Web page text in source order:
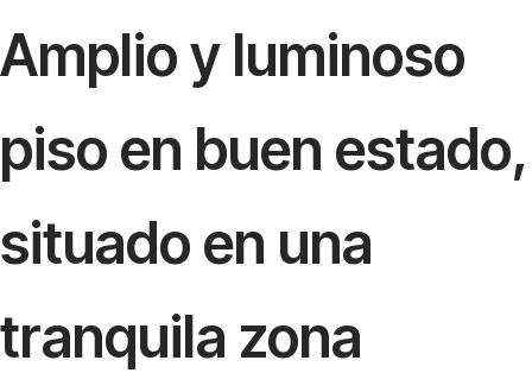
Amplio y luminoso
piso en buen estado,
situado en una
tranquila zona